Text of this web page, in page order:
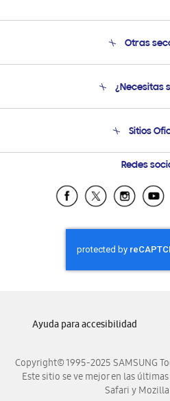
Otras
Soporte
Seguimiento de
Condiciones de
Programa de
Compra y
¿Necesitas
Soporte vía
Preguntas
Sitios
Samsung
Samsung
Samsung El
Samsung
Samsung
Samsung
Samsung
Redes
Copyright© 1995-2025 SAMSUNG
Este sitio se ve mejor en las
Safari y
Ayuda para accesibilidad